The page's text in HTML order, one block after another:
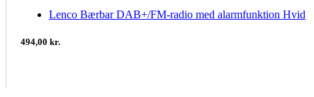
Lenco Bærbar DAB+/FM-radio med alarmfunktion Hvid
494,00 kr.